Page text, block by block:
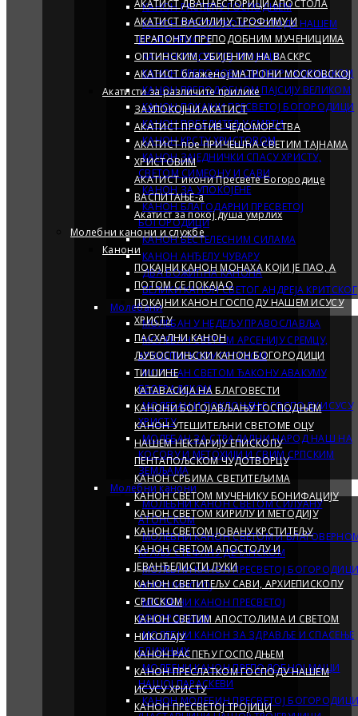
КАНОН РАСПЕЋУ ГОСПОДЊЕМ
КАНОН ПРЕСЛАТКОМ ГОСПОДУ НАШЕМ
ИСУСУ ХРИСТУ
КАНОН ПРЕСВЕТОЈ ТРОЈИЦИ
КАНОН ПРЕПОДОБНОМ ПЕТРУ КОРИШКОМ
КАНОН ПРЕПОДОБНОМ ПАЈСИЈУ ВЕЛИКОМ
КАНОН ПОКАЈНИ ПРЕСВЕТОЈ БОГОРОДИЦИ
КАНОН ПОБЕДИТЕЉУ СМРТИ
КАНОН КРСТУ ХРИСТОВОМ
КАНОН ЗАЈЕДНИЧКИ СПАСУ ХРИСТУ,
СВЕТОМ СИМЕОНУ И САВИ
КАНОН ЗА УПОКОЈЕНЕ
КАНОН БЛАГОДАРНИ ПРЕСВЕТОЈ
БОГОРОДИЦИ
КАНОН БЕСТЕЛЕСНИМ СИЛАМА
КАНОН АНЂЕЛУ ЧУВАРУ
ДВА БОЖИЋНА КАНОНА
ВЕЛИКИ КАНОН СВEТОГ АНДРЕЈА КРИТСКОГ
Молебани
МОЛЕБАН У НЕДЕЉУ ПРАВОСЛАВЉА
МОЛЕБАН СВЕТОМ АРСЕНИЈУ СРЕМЦУ,
АРХИЕПИСКОПУ СРПСКОМ
МОЛЕБАН СВETOM ЂАКОНУ АВАКУМУ
БЕОГРАДСКОМ
МОЛЕБАН И ПОКЛОЊЕЊЕ ГОСПОДУ ИСУСУ
ХРИСТУ
МОЛЕБАН ЗА СТРАДАЛНИ НАРОД НАШ НА
КОСОВУ И МЕТОХИЈИ И СВИМ СРПСКИМ
ЗЕМЉАМА
Молебни канони
МОЛЕБНИ КАНОН СВЕТОМ СИЛУАНУ
АТОНСКОМ
МОЛЕБНИ КАНОН СВЕТОМ И
КРАЉУ СТЕФАНУ ДЕЧАНСКОМ
МОЛЕБНИ КАНОН ПРЕСВЕТОЈ
ЧОКЕШИНСКОЈ
МОЛЕБНИ КАНОН ПРЕСВЕТОЈ
БОГОРОДИЦИ
МОЛЕБНИ КАНОН ЗА ЗДРАВЉЕ И СПАСЕЊЕ
БЛИЖЊИХ
МОЛБЕНИ КАНОН ПРЕПОДОБНОЈ МАЈЦИ
НАШОЈ ПАРАСКЕВИ
КАНОН МОЛЕБИН ПРЕСВЕТОЈ
АКАТИСТ ДВАНАЕСТОРИЦИ АПОСТОЛА
АКАТИСТ ВАСИЛИЈУ, ТРОФИМУ И
ТЕРАПОНТУ ПРЕПОДОБНИМ МУЧЕНИЦИМА
ОПТИНСКИМ, УБИЈЕНИМ НА ВАСКРС
АКАТИСТ блаженој МАТРОНИ МОСКОВСКОЈ
Акатисти за различите прилике
ЗАУПОКОЈНИ АКАТИСТ
АКАТИСТ ПРОТИВ ЧЕДОМОРСТВА
АКАТИСТ пре ПРИЧЕШЋА СВЕТИМ ТАЈНАМА
ХРИСТОВИМ
АКАТИСТ икони Пресвете Богородице
ВАСПИТАЊЕ-a
Акатист за покој душа умрлих
Молебни канони и службе
Канони
ПОКАЈНИ КАНОН МОНАХА КОЈИ ЈЕ ПАО, А
ПОТОМ СЕ ПОКАЈАО
ПОКАЈНИ КАНОН ГОСПОДУ НАШЕМ ИСУСУ
ХРИСТУ
ПАСХАЛНИ КАНОН
ЉУБОСТИЊСКИ КАНОН БОГОРОДИЦИ
ТИШИНЕ
КАТАВАСИЈА НА БЛАГОВЕСТИ
КАНОНИ БОГОЈАВЉАЊУ ГОСПОДЊЕМ
КАНОН УТЕШИТЕЉНИ СВЕТОМЕ ОЦУ
НАШЕМ НЕКТАРИЈУ ЕПИСКОПУ
ПЕНТАПОЉСКОМ ЧУДОТВОРЦУ
КАНОН СРБИМА СВЕТИТЕЉИМА
КАНОН СВЕТОМ МУЧЕНИКУ БОНИФАЦИЈУ
КАНОН СВЕТОМ КИРИЛУ И МЕТОДИЈУ
КАНОН СВЕТОМ ЈОВАНУ КРСТИТЕЉУ
КАНОН СВЕТОМ АПОСТОЛУ И
ЈЕВАНЂЕЛИСТИ ЛУКИ
КАНОН СВЕТИТЕЉУ САВИ, АРХИЕПИСКОПУ
СРПСКОМ
КАНОН СВЕТИМ АПОСТОЛИМА И СВЕТОМ
НИКОЛАЈУ
КАНОН РАСПЕЋУ ГОСПОДЊЕМ
КАНОН ПРЕСЛАТКОМ ГОСПОДУ НАШЕМ
ИСУСУ ХРИСТУ
КАНОН ПРЕСВЕТОЈ ТРОЈИЦИ